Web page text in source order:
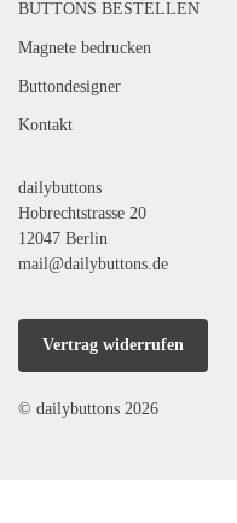
BUTTONS BESTELLEN
Magnete bedrucken
Buttondesigner
Kontakt
dailybuttons
Hobrechtstrasse 20
12047 Berlin
mail@dailybuttons.de
Vertrag widerrufen
© dailybuttons 2026